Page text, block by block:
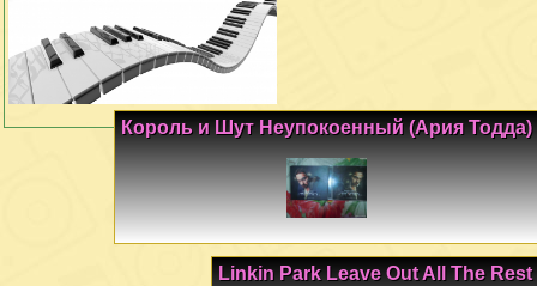
Король и Шут Неупокоенный (Ария Тодда)
Linkin Park Leave Out All The Rest